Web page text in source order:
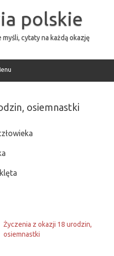
polskie
myśli, cytaty na każdą okazję
osiemnastki
Życzenia z okazji 18 urodzin,
osiemnastki